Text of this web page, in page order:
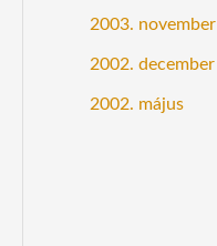
2003. november
2002. december
2002. május